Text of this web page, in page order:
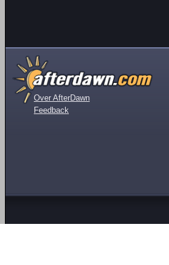
Over AfterDawn
Feedback